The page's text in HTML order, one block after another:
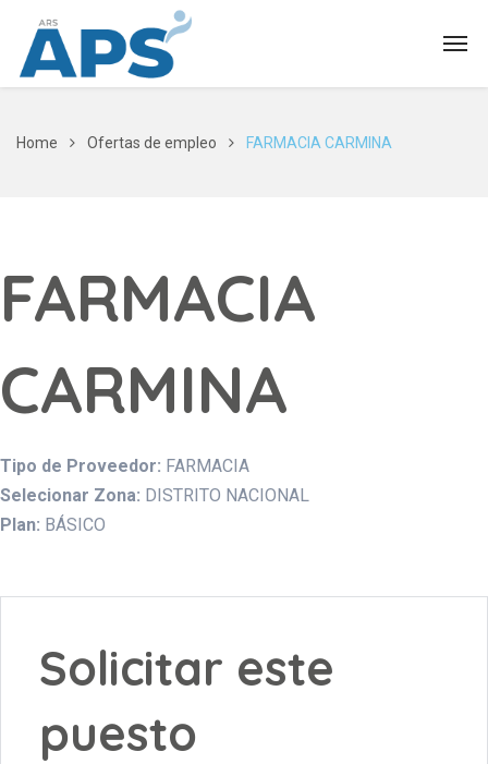
Home Ofertas de empleo FARMACIA CARMINA
FARMACIA
CARMINA
Tipo de Proveedor: FARMACIA
Selecionar Zona: DISTRITO NACIONAL
Plan: BÁSICO
Solicitar este
puesto